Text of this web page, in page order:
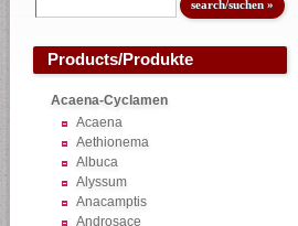
Products/Produkte
Acaena-Cyclamen
Acaena
Aethionema
Albuca
Alyssum
Anacamptis
Androsace